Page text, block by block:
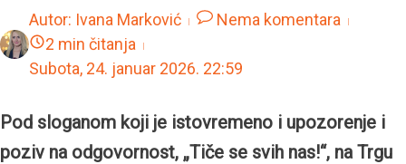
Autor: Ivana Marković
Nema komentara
2 min čitanja
Subota, 24. januar 2026. 22:59
Pod sloganom koji je istovremeno i upozorenje i
poziv na odgovornost, „Tiče se svih nas!“, na Trgu